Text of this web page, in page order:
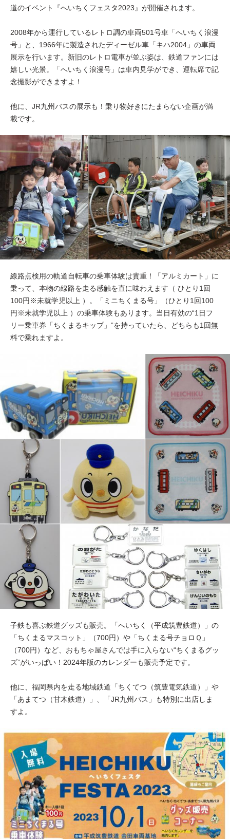
道のイベント『へいちくフェスタ2023』が開催されます。
2008年から運行しているレトロ調の車両501号車「へいちく浪漫
号」と、1966年に製造されたディーゼル車「キハ2004」の車両
展示を行います。新旧のレトロ電車が並ぶ姿は、鉄道ファンには
嬉しい光景。「へいちく浪漫号」は車内見学ができ、運転席で記
念撮影ができますよ！
他に、JR九州バスの展示も！乗り物好きにたまらない企画が満
載です。
線路点検用の軌道自転車の乗車体験は貴重！「アルミカート」に
乗って、本物の線路を走る感触を直に味わえます（ ひとり1回
100円※未就学児以上 ）。「ミニちくまる号」（ひとり1回100
円※未就学児以上 ）の乗車体験もあります。当日有効の“1日フ
リー乗車券「ちくまるキップ」”を持っていたら、どちらも1回無
料で乗れますよ。
子鉄も喜ぶ鉄道グッズも販売。「へいちく（平成筑豊鉄道）」の
「ちくまるマスコット」（700円）や「ちくまる号チョロＱ」
（700円）など、おもちゃ屋さんでは手に入らない“ちくまるグッ
ズ”がいっぱい！2024年版のカレンダーも販売予定です。
他に、福岡県内を走る地域鉄道「ちくてつ（筑豊電気鉄道）」や
「あまてつ（甘木鉄道）」、「JR九州バス」も特別に出店しま
すよ。